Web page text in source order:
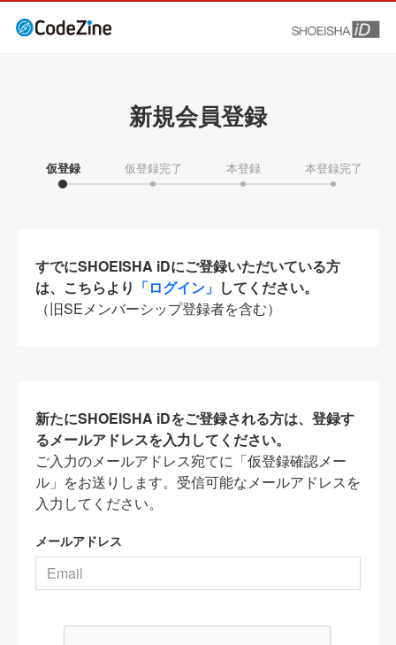
新規会員登録
仮登録 仮登録完了 本登録 本登録完了
すでにSHOEISHA iDにご登録いただいている方
は、こちらより 「ログイン」 してください。
（旧SEメンバーシップ登録者を含む）
新たにSHOEISHA iDをご登録される方は、登録す
るメールアドレスを入力してください。
ご入力のメールアドレス宛てに「仮登録確認メー
ル」をお送りします。受信可能なメールアドレスを
入力してください。
メールアドレス